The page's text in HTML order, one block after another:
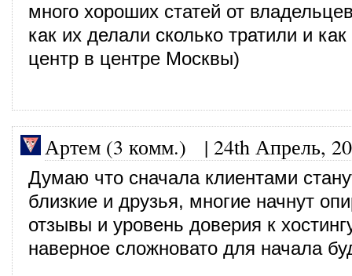
много хороших статей от
как их делали сколько тратили и как
центр в центре Москвы)
Артем (3 комм.) | 24th Апрель,
Думаю что сначала клиентами
близкие и друзья, многие начнут
отзывы и уровень доверия к
наверное сложновато для начала